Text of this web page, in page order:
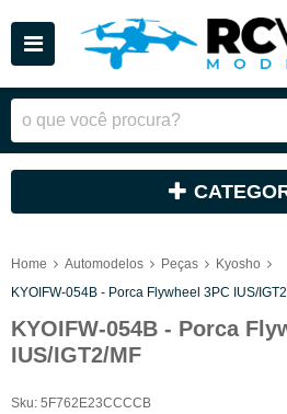
Home Automodelos Peças
Kyosho
KYOIFW-054B - Porca Flywheel 3PC IUS/
KYOIFW-054B - Porca
IUS/IGT2/MF
Sku: 5F762E23CCCCB